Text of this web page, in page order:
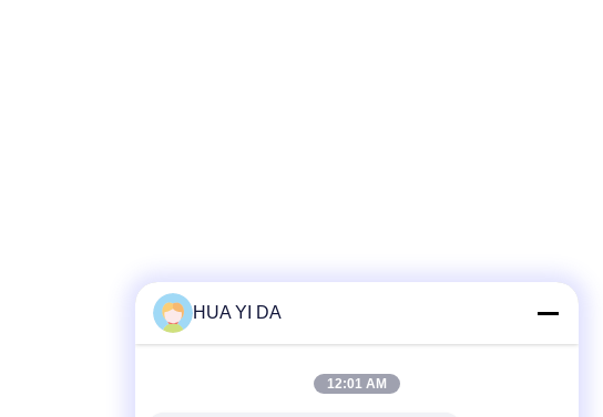
HUA YI DA
12:01 AM